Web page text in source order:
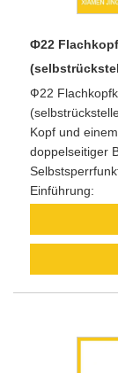
Ф22
Ф22
Kopf und
doppelseitiger
Einführung: